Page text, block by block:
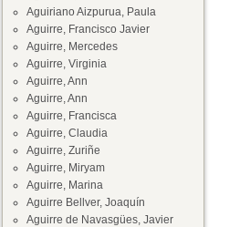
Aguiriano Aizpurua, Paula
Aguirre, Francisco Javier
Aguirre, Mercedes
Aguirre, Virginia
Aguirre, Ann
Aguirre, Ann
Aguirre, Francisca
Aguirre, Claudia
Aguirre, Zuriñe
Aguirre, Miryam
Aguirre, Marina
Aguirre Bellver, Joaquín
Aguirre de Navasgües, Javier